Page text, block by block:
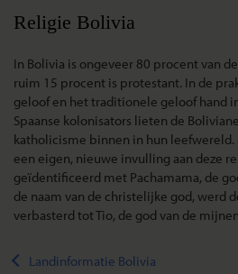
Religie Bolivia
In Bolivia is ongeveer 80 procent van
ruim 15 procent is protestant. In de
geloof en het traditionele geloof hand
Spaanse kolonisators lieten de
katholicisme binnen in hun leefwereld.
een eigen, nieuwe invulling aan deze
geïdentificeerd met Pachamama, de
de naam van de christelijke god, werd
verbasterd tot Tio, de god van de
Landinformatie Bolivia